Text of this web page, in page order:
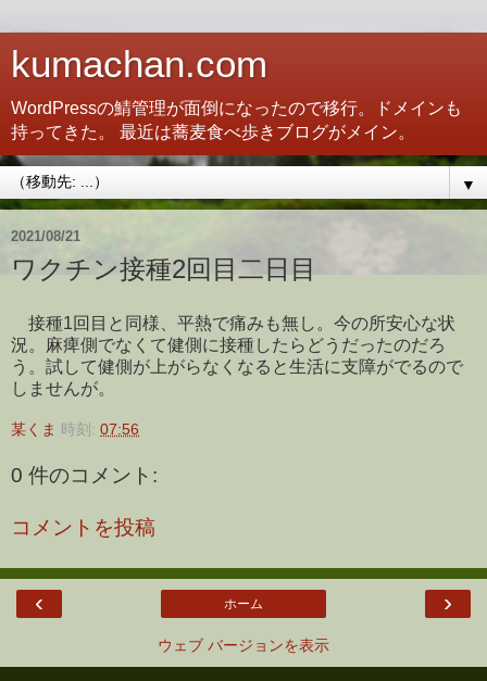
kumachan.com
WordPressの鯖管理が面倒になったので移行。ドメインも
持ってきた。 最近は蕎麦食べ歩きブログがメイン。
▼
2021/08/21
ワクチン接種2回目二日目
接種1回目と同様、平熱で痛みも無し。今の所安心な状
況。麻痺側でなくて健側に接種したらどうだったのだろ
う。試して健側が上がらなくなると生活に支障がでるので
しませんが。
某くま 時刻: 07:56
0 件のコメント:
コメントを投稿
‹ ›
ホーム
ウェブ バージョンを表示